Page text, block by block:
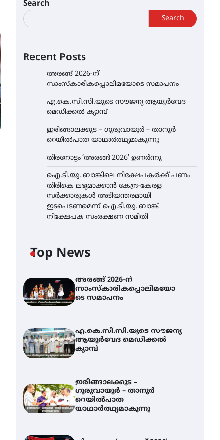
Search
Search
Recent Posts
അരങ്ങ് 2026-ന്
സാംസ്കാരികപ്പൊലിമയോടെ സമാപനം
എ.കെ.സി.സി.യുടെ സൗജന്യ ആയുർവേദ
മെഡിക്കൽ ക്യാമ്പ്
ഇരിങ്ങാലക്കുട – ഗുരുവായൂർ – താനൂർ
റെയിൽപാത യാഥാർത്ഥ്യമാകുന്നു
തിരനോട്ടം ‘അരങ്ങ് 2026’ ഉണർന്നു
ഐ.ടി.യു. ബാങ്കിലെ നിക്ഷേപകർക്ക് പണം
തിരികെ ലഭ്യമാക്കാൻ കേന്ദ്ര-കേരള
സർക്കാരുകൾ അടിയന്തരമായി
ഇടപെടണമെന്ന് ഐ.ടി.യു. ബാങ്ക്
നിക്ഷേപക സംരക്ഷണ സമിതി
Top News
അരങ്ങ് 2026-ന്
സാംസ്കാരികപ്പൊലിമയോ
ടെ സമാപനം
എ.കെ.സി.സി.യുടെ സൗജന്യ
ആയുർവേദ മെഡിക്കൽ
ക്യാമ്പ്
ഇരിങ്ങാലക്കുട –
ഗുരുവായൂർ – താനൂർ
റെയിൽപാത
യാഥാർത്ഥ്യമാകുന്നു